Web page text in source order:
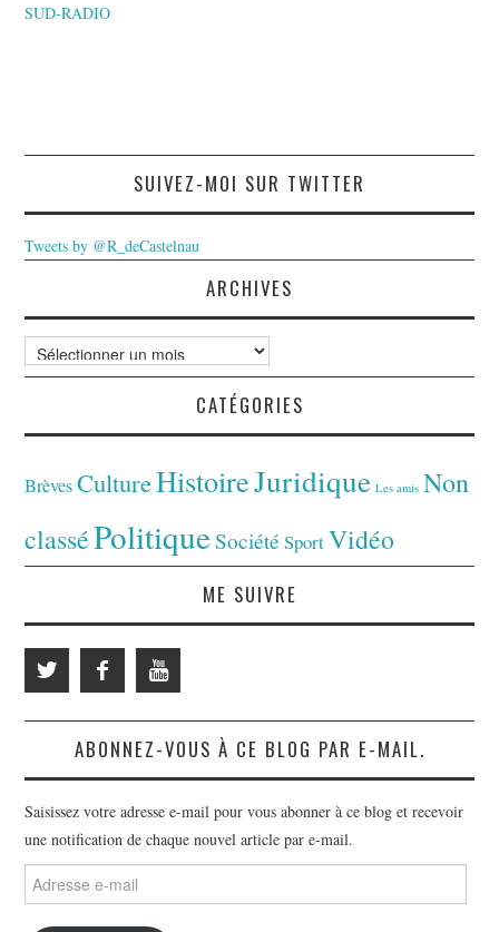
SUD-RADIO
SUIVEZ-MOI SUR TWITTER
Tweets by @R_deCastelnau
ARCHIVES
Archives
CATÉGORIES
Brèves CultureHistoireJuridique Les amis Non
classéPolitiqueSociété SportVidéo
ME SUIVRE
ABONNEZ-VOUS À CE BLOG PAR E-MAIL.
Saisissez votre adresse e-mail pour vous abonner à ce blog et recevoir
une notification de chaque nouvel article par e-mail.
Adresse
e-